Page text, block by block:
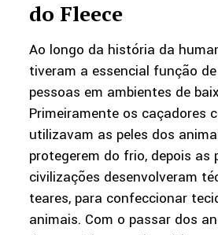
do Fleece
Ao longo da história da
tiveram a essencial função
pessoas em ambientes de
Primeiramente os caçadores
utilizavam as peles dos
protegerem do frio, depois as
civilizações desenvolveram
teares, para confeccionar
animais. Com o passar dos